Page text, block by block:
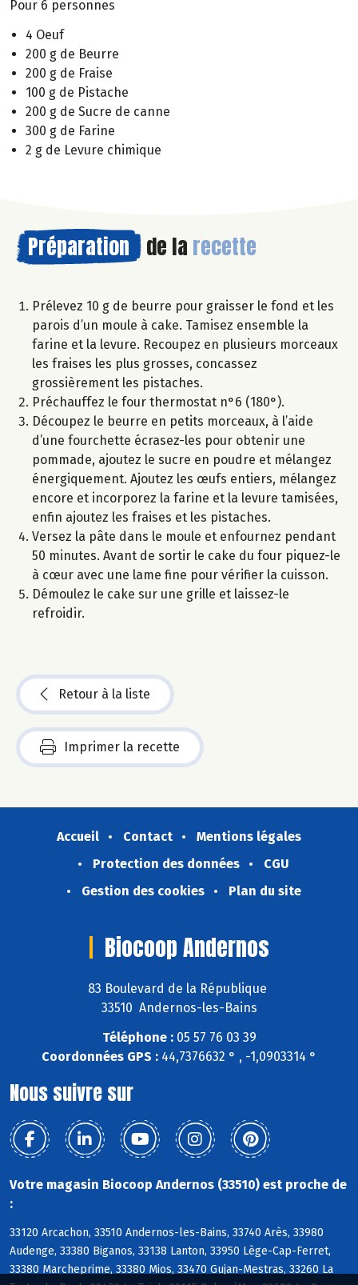
Pour 6 personnes
4 Oeuf
200 g de Beurre
200 g de Fraise
100 g de Pistache
200 g de Sucre de canne
300 g de Farine
2 g de Levure chimique
Préparation de la recette
Prélevez 10 g de beurre pour graisser le fond et les
parois d’un moule à cake. Tamisez ensemble la
farine et la levure. Recoupez en plusieurs morceaux
les fraises les plus grosses, concassez
grossièrement les pistaches.
Préchauffez le four thermostat n°6 (180°).
Découpez le beurre en petits morceaux, à l’aide
d’une fourchette écrasez-les pour obtenir une
pommade, ajoutez le sucre en poudre et mélangez
énergiquement. Ajoutez les œufs entiers, mélangez
encore et incorporez la farine et la levure tamisées,
enfin ajoutez les fraises et les pistaches.
Versez la pâte dans le moule et enfournez pendant
50 minutes. Avant de sortir le cake du four piquez-le
à cœur avec une lame fine pour vérifier la cuisson.
Démoulez le cake sur une grille et laissez-le
refroidir.
Retour à la liste
Imprimer la recette
Accueil Contact
Mentions légales
Protection des données
CGU
Gestion des cookies
Plan du site
Biocoop Andernos
83 Boulevard de la République
33510 Andernos-les-Bains
Téléphone :05 57 76 03 39
Coordonnées GPS : 44,7376632 ° , -1,0903314 °
Nous suivre sur
Votre magasin Biocoop Andernos (33510) est proche de
:
33120 Arcachon, 33510 Andernos-les-Bains, 33740 Arès, 33980
Audenge, 33380 Biganos, 33138 Lanton, 33950 Lège-Cap-Ferret,
33380 Marcheprime, 33380 Mios, 33470 Gujan-Mestras, 33260 La